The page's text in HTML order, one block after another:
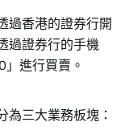
過香港的證券行開
過證券行的手機
進行買賣。
為三大業務板塊：